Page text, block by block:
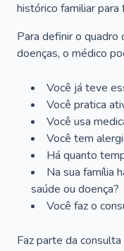
histórico familiar
Para definir o quadro
doenças, o médico
Você já teve
Você pratica
Você usa
Você tem
Há quanto
Na sua família
saúde ou doença?
Você faz o
Faz parte da